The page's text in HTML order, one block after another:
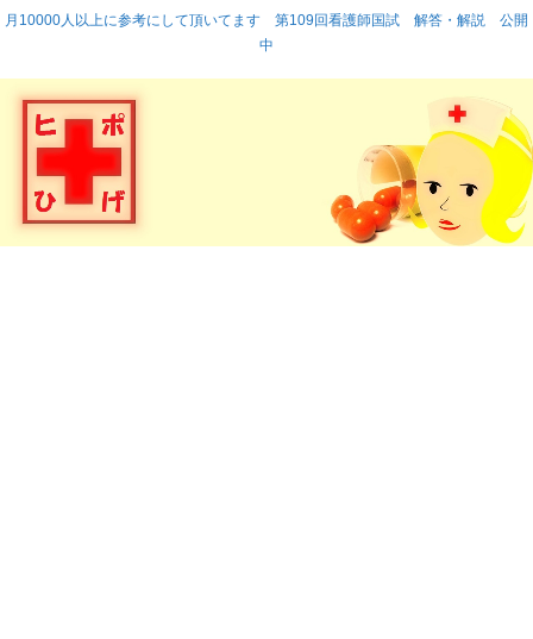
月10000人以上に参考にして頂いてます 第109回看護師国試 解答・解説 公開
中